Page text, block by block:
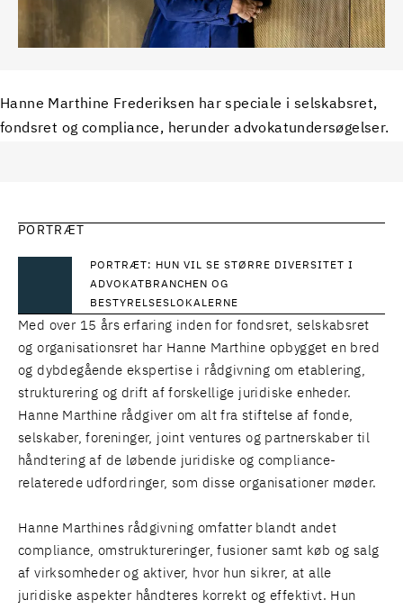
Hanne Marthine Frederiksen har speciale i selskabsret,
fondsret og compliance, herunder advokatundersøgelser.
PORTRÆT
PORTRÆT: HUN VIL SE STØRRE DIVERSITET I
ADVOKATBRANCHEN OG
BESTYRELSESLOKALERNE
Med over 15 års erfaring inden for fondsret, selskabsret
og organisationsret har Hanne Marthine opbygget en bred
og dybdegående ekspertise i rådgivning om etablering,
strukturering og drift af forskellige juridiske enheder.
Hanne Marthine rådgiver om alt fra stiftelse af fonde,
selskaber, foreninger, joint ventures og partnerskaber til
håndtering af de løbende juridiske og compliance-
relaterede udfordringer, som disse organisationer møder.
Hanne Marthines rådgivning omfatter blandt andet
compliance, omstruktureringer, fusioner samt køb og salg
af virksomheder og aktiver, hvor hun sikrer, at alle
juridiske aspekter håndteres korrekt og effektivt. Hun